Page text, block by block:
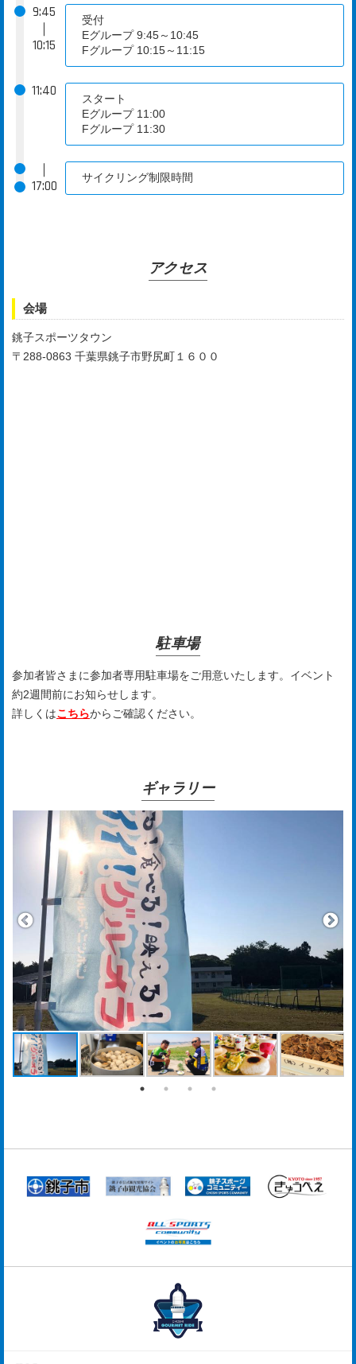
9:45
｜
10:15
受付
Eグループ 9:45～10:45
Fグループ 10:15～11:15
11:40
スタート
Eグループ 11:00
Fグループ 11:30
｜
17:00
サイクリング制限時間
アクセス
会場
銚子スポーツタウン
〒288-0863 千葉県銚子市野尻町１６００
駐車場
参加者皆さまに参加者専用駐車場をご用意いたします。イベント
約2週間前にお知らせします。
詳しくはこちらからご確認ください。
ギャラリー